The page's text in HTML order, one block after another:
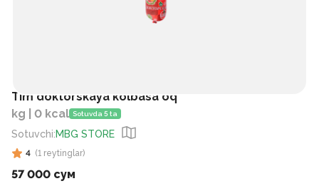
Tim doktorskaya kolbasa oq
kg | 0 kcal Sotuvda 5 ta
Sotuvchi:MBG STORE
4 (1 reytinglar)
57 000 сум